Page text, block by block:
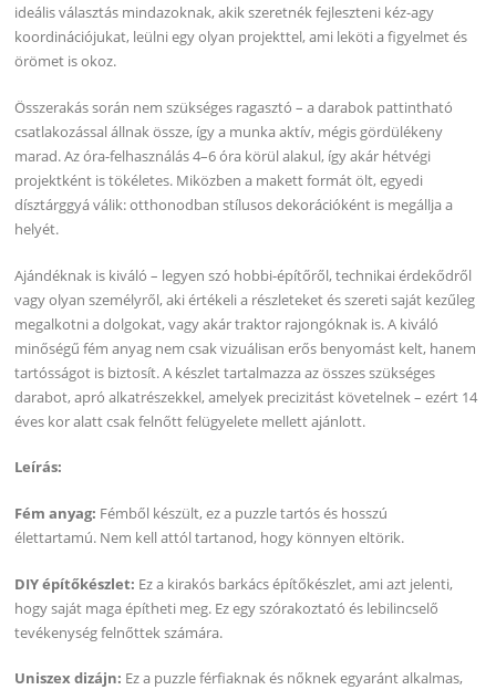
ideális választás mindazoknak, akik szeretnék fejleszteni kéz-agy
koordinációjukat, leülni egy olyan projekttel, ami leköti a figyelmet és
örömet is okoz.
Összerakás során nem szükséges ragasztó – a darabok pattintható
csatlakozással állnak össze, így a munka aktív, mégis gördülékeny
marad. Az óra-felhasználás 4–6 óra körül alakul, így akár hétvégi
projektként is tökéletes. Miközben a makett formát ölt, egyedi
dísztárggyá válik: otthonodban stílusos dekorációként is megállja a
helyét.
Ajándéknak is kiváló – legyen szó hobbi-építőről, technikai érdekődről
vagy olyan személyről, aki értékeli a részleteket és szereti saját kezűleg
megalkotni a dolgokat, vagy akár traktor rajongóknak is. A kiváló
minőségű fém anyag nem csak vizuálisan erős benyomást kelt, hanem
tartósságot is biztosít. A készlet tartalmazza az összes szükséges
darabot, apró alkatrészekkel, amelyek precizitást követelnek – ezért 14
éves kor alatt csak felnőtt felügyelete mellett ajánlott.
Leírás:
Fém anyag: Fémből készült, ez a puzzle tartós és hosszú
élettartamú. Nem kell attól tartanod, hogy könnyen eltörik.
DIY építőkészlet: Ez a kirakós barkács építőkészlet, ami azt jelenti,
hogy saját maga építheti meg. Ez egy szórakoztató és lebilincselő
tevékenység felnőttek számára.
Uniszex dizájn: Ez a puzzle férfiaknak és nőknek egyaránt alkalmas,